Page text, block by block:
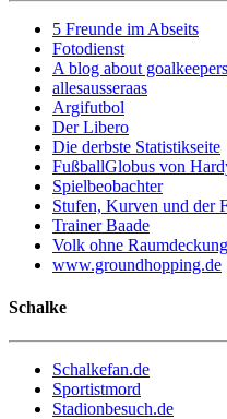
5 Freunde im Abseits
Fotodienst
A blog about goalkeepers
allesausseraas
Argifutbol
Der Libero
Die derbste Statistikseite
FußballGlobus von
Spielbeobachter
Stufen, Kurven und der
Trainer Baade
Volk ohne Raumdeckung
www.groundhopping.de
Schalke
Schalkefan.de
Sportistmord
Stadionbesuch.de